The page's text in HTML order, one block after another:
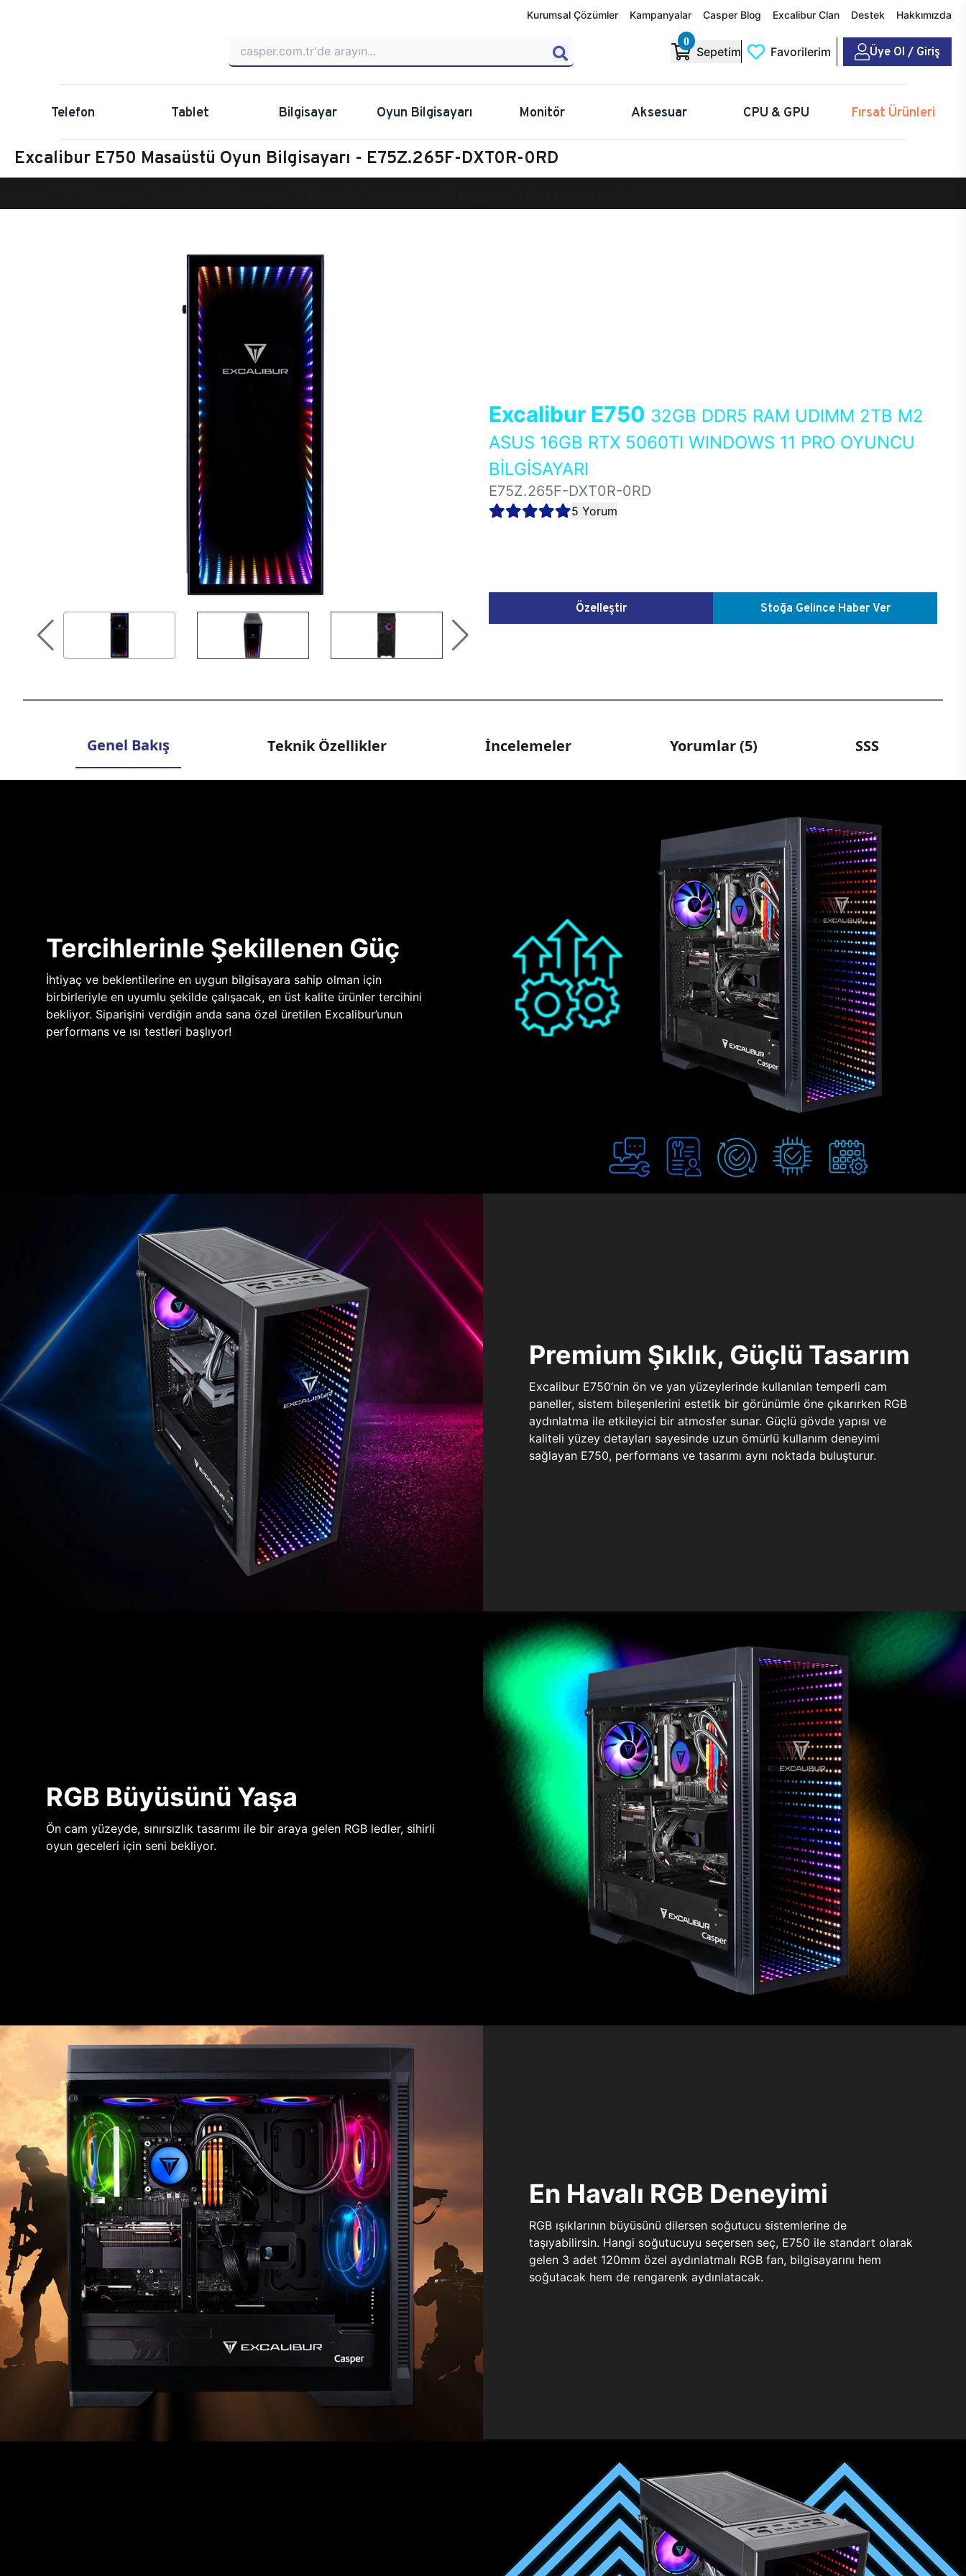
Kurumsal Çözümler Kampanyalar Casper Blog Excalibur Clan Destek Hakkımızda
0
Sepetim Favorilerim Üye Ol / Giriş
Telefon Tablet Bilgisayar Oyun Bilgisayarı Monitör Aksesuar CPU & GPU Fırsat Ürünleri
Excalibur E750 Masaüstü Oyun Bilgisayarı - E75Z.265F-DXT0R-0RD
Excalibur E750 32GB DDR5 RAM UDIMM 2TB M2
ASUS 16GB RTX 5060TI WINDOWS 11 PRO OYUNCU
BİLGİSAYARI
E75Z.265F-DXT0R-0RD
5 Yorum
Özelleştir Stoğa Gelince Haber Ver
Genel Bakış Teknik Özellikler İncelemeler Yorumlar (5) SSS
Tercihlerinle Şekillenen Güç
İhtiyaç ve beklentilerine en uygun bilgisayara sahip olman için
birbirleriyle en uyumlu şekilde çalışacak, en üst kalite ürünler tercihini
bekliyor. Siparişini verdiğin anda sana özel üretilen Excalibur’unun
performans ve ısı testleri başlıyor!
Premium Şıklık, Güçlü Tasarım
Excalibur E750’nin ön ve yan yüzeylerinde kullanılan temperli cam
paneller, sistem bileşenlerini estetik bir görünümle öne çıkarırken RGB
aydınlatma ile etkileyici bir atmosfer sunar. Güçlü gövde yapısı ve
kaliteli yüzey detayları sayesinde uzun ömürlü kullanım deneyimi
sağlayan E750, performans ve tasarımı aynı noktada buluşturur.
RGB Büyüsünü Yaşa
Ön cam yüzeyde, sınırsızlık tasarımı ile bir araya gelen RGB ledler, sihirli
oyun geceleri için seni bekliyor.
En Havalı RGB Deneyimi
RGB ışıklarının büyüsünü dilersen soğutucu sistemlerine de
taşıyabilirsin. Hangi soğutucuyu seçersen seç, E750 ile standart olarak
gelen 3 adet 120mm özel aydınlatmalı RGB fan, bilgisayarını hem
soğutacak hem de rengarenk aydınlatacak.